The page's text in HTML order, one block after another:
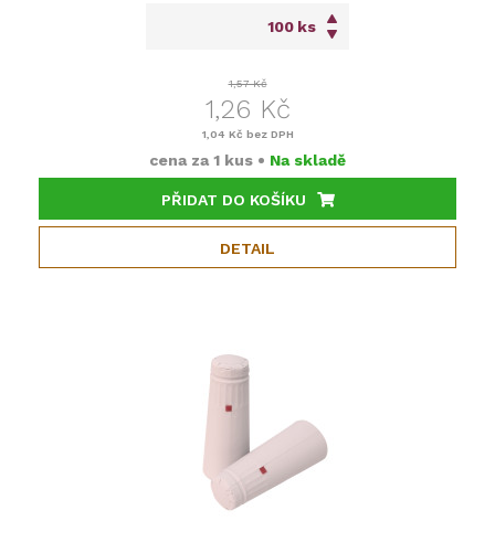
ks
1,57 Kč
1,26 Kč
1,04 Kč bez DPH
cena za 1 kus • Na skladě
PŘIDAT DO KOŠÍKU
DETAIL